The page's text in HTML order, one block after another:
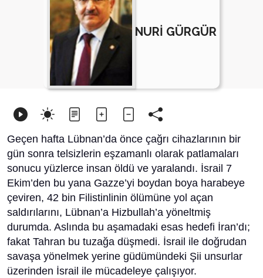
NURİ GÜRGÜR
Geçen hafta Lübnan’da önce çağrı cihazlarının bir
gün sonra telsizlerin eşzamanlı olarak patlamaları
sonucu yüzlerce insan öldü ve yaralandı. İsrail 7
Ekim’den bu yana Gazze’yi boydan boya harabeye
çeviren, 42 bin Filistinlinin ölümüne yol açan
saldırılarını, Lübnan’a Hizbullah’a yöneltmiş
durumda. Aslında bu aşamadaki esas hedefi İran’dı;
fakat Tahran bu tuzağa düşmedi. İsrail ile doğrudan
savaşa yönelmek yerine güdümündeki Şii unsurlar
üzerinden İsrail ile mücadeleye çalışıyor.